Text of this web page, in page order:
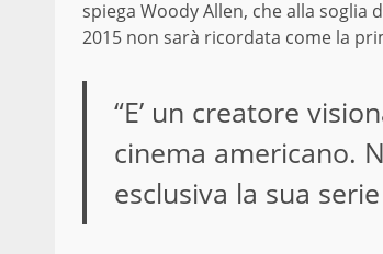
spiega Woody Allen, che alla soglia
2015 non sarà ricordata come la
“E’ un creatore
cinema americano.
esclusiva la sua